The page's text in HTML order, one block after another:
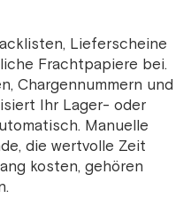
Lieferscheine
Frachtpapiere bei.
Chargennummern und
Ihr Lager- oder
Manuelle
die wertvolle Zeit
kosten, gehören